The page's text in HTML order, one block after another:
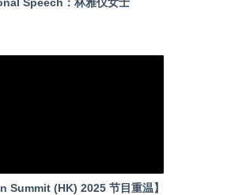
Summit (HK) 2025 节目重温】